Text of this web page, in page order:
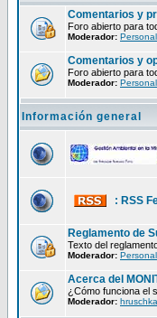
Comentarios y
Foro abierto para
Moderador:
Comentarios y
Foro abierto para
Moderador:
Información general
: RSS
Reglamento de
Texto del
Moderador:
Acerca del
¿Cómo funciona el
Moderador: hruschka